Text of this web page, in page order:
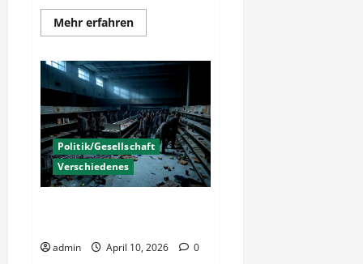
Mehr erfahrenMehr
Informationen
–
Vom
Great
Game
bis
zum
Baltikum
Politik/Gesellschaft
Verschiedenes
admin April 10, 2026 0